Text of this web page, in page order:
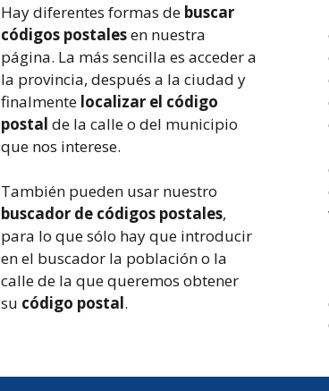
Hay diferentes formas de buscar
códigos postalesen nuestra
página. La más sencilla es acceder a
la provincia, después a la ciudad y
finalmente localizar el código
postal de la calle o del municipio
que nos interese.
También pueden usar nuestro
buscador de códigos postales,
para lo que sólo hay que introducir
en el buscador la población o la
calle de la que queremos obtener
su código postal.